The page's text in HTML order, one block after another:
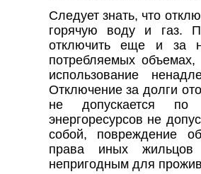
Следует знать, что
горячую воду и газ.
отключить еще и за
потребляемых
использование
Отключение за долги
не допускается
энергоресурсов не
собой, повреждение
права иных
непригодным для